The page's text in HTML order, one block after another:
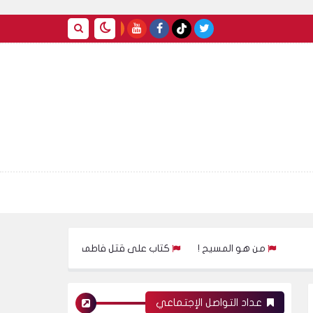
من هو المسيح ! كتاب على قتل فاطمة الزهراء للكاتب حسين
عداد التواصل الإجتماعي